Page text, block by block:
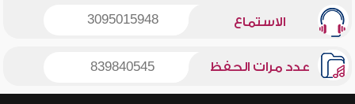
الاستماع 3095015948
عدد مرات الحفظ 839840545